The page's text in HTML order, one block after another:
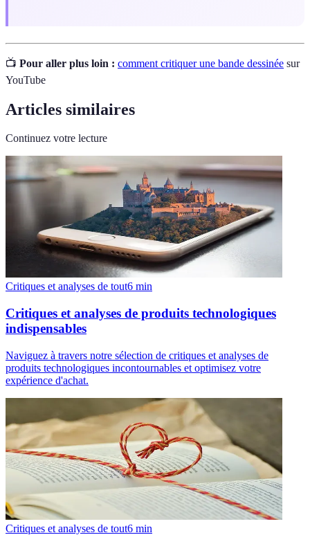
📺 Pour aller plus loin : comment critiquer une bande dessinée sur
YouTube
Articles similaires
Continuez votre lecture
Critiques et analyses de tout6 min
Critiques et analyses de produits technologiques
indispensables
Naviguez à travers notre sélection de critiques et analyses de
produits technologiques incontournables et optimisez votre
expérience d'achat.
Critiques et analyses de tout6 min